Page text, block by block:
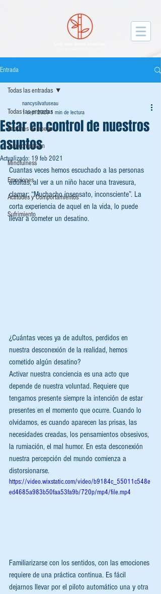
Entrada
Todas las entradas
Patrones de apego
Autocompasión
Mindfulness
Emociones
Actitudes y Comportamientos
Sufrimiento
Todas las entradas
Estar en control de nuestros
asuntos
nancysilvafuseau
1 sept 20201 min de lectura
Actualizado: 19 feb 2021
Cuantas veces hemos escuchado a las personas
adultas, al ver a un niño hacer una travesura,
clamar: “Muchacho insensato, inconsciente”. La
corta experiencia de aquel en la vida, lo puede
llevar a cometer un desatino.
¿Cuántas veces ya de adultos, perdidos en
nuestra desconexión de la realidad, hemos
cometido algún desatino?
Activar nuestra conciencia es una acto que
depende de nuestra voluntad. Requiere que
tengamos presente siempre la intención de estar
presentes en el momento que ocurre. Cuando lo
olvidamos, es cuando aparecen las prisas, las
necesidades creadas, los pensamientos obsesivos,
la rumiación, el mal humor. En esta desconexión
nuestra percepción del mundo comienza a
distorsionarse.
https://video.wixstatic.com/video/b9184c_55011c548e
ed4685a983b50faa53fa9b/720p/mp4/file.mp4
Familiarizarse con los sentidos, con las emociones
requiere de una práctica continua. Es fácil
dejarnos llevar por el piloto automático una y otra